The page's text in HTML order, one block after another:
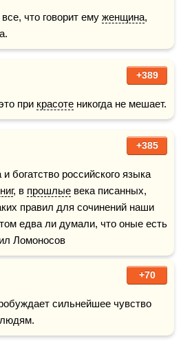
что говорит ему женщина,
+389
при красоте никогда не мешает.
+385
богатство российского языка
, в прошлые века писанных,
правил для сочинений наши
едва ли думали, что оные есть
Ломоносов
+70
сильнейшее чувство